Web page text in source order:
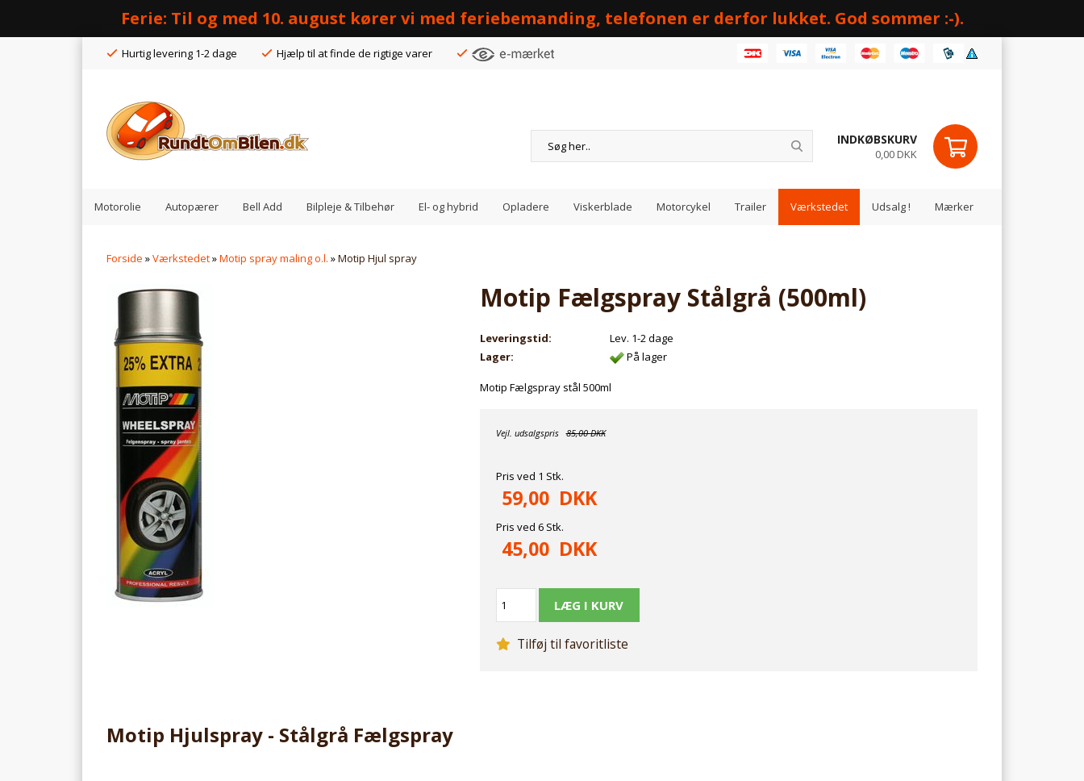
Ferie: Til og med 10. august kører vi med feriebemanding, telefonen er derfor lukket. God sommer :-).
Hurtig levering 1-2 dage Hjælp til at finde de rigtige varer
INDKØBSKURV
0,00 DKK
Motorolie Autopærer Bell Add Bilpleje & Tilbehør El- og hybrid Opladere Viskerblade Motorcykel Trailer Værkstedet Udsalg ! Mærker
Forside »Værkstedet»Motip spray maling o.l. »Motip Hjul spray
Motip Fælgspray Stålgrå (500ml)
Leveringstid:
Lev. 1-2 dage
Lager:
På lager
Motip Fælgspray stål 500ml
Vejl. udsalgspris 85,00 DKK
Pris ved 1 Stk.
59,00DKK
Pris ved 6 Stk.
45,00DKK
Tilføj til favoritliste
Motip Hjulspray - Stålgrå Fælgspray